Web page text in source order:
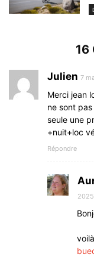
16
Julien 7
Merci jean
ne sont
seule une
+nuit+loc
Répondre